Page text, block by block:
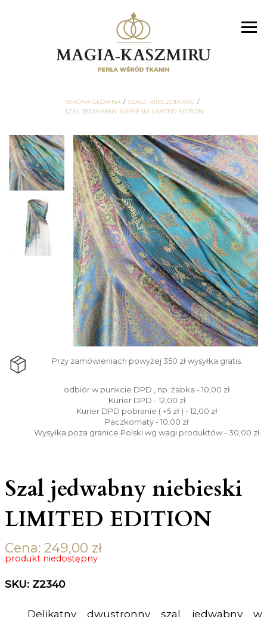
STRONA GŁÓWNA
SZALE WIECZOROWE
SZAL JEDWABNY NIEBIESKI LIMITED EDITION
Przy zamówieniach powyżej 350 zł wysyłka gratis.
odbiór w punkcie DPD , np. żabka - 10,00 zł
Kurier DPD - 12,00 zł
Kurier DPD pobranie ( +5 zł ) - 12,00 zł
Paczkomaty - 10,00 zł
Wysyłka poza granice Polski wg wagi produktów - 30,00 zł
Szal jedwabny niebieski
LIMITED EDITION
Cena: 249,00 zł
produkt niedostępny
SKU: Z2340
Delikatny dwustronny szal jedwabny w